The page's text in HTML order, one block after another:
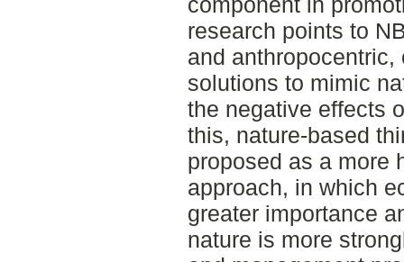
research points to
and
solutions to mimic
the negative effects
this, nature-based
proposed as a more
approach, in which
greater importance
nature is more